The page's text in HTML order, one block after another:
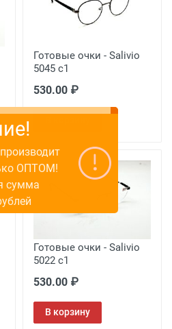
Готовые очки - Salivio
5045 c1
530.00 ₽
Готовые очки - Salivio
5022 c1
530.00 ₽
В корзину
ОПТОМ!
сумма